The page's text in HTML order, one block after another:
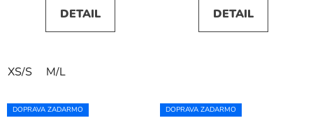
DETAIL
XS/S M/L
DETAIL
DOPRAVA ZADARMO DOPRAVA ZADARMO